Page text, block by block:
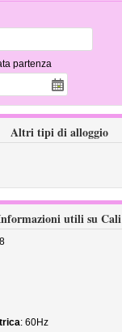
partenza
Altri tipi di alloggio
utili su Cali
: 60Hz